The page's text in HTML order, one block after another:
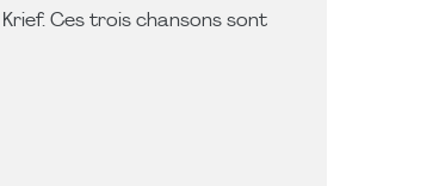
Ces trois chansons sont